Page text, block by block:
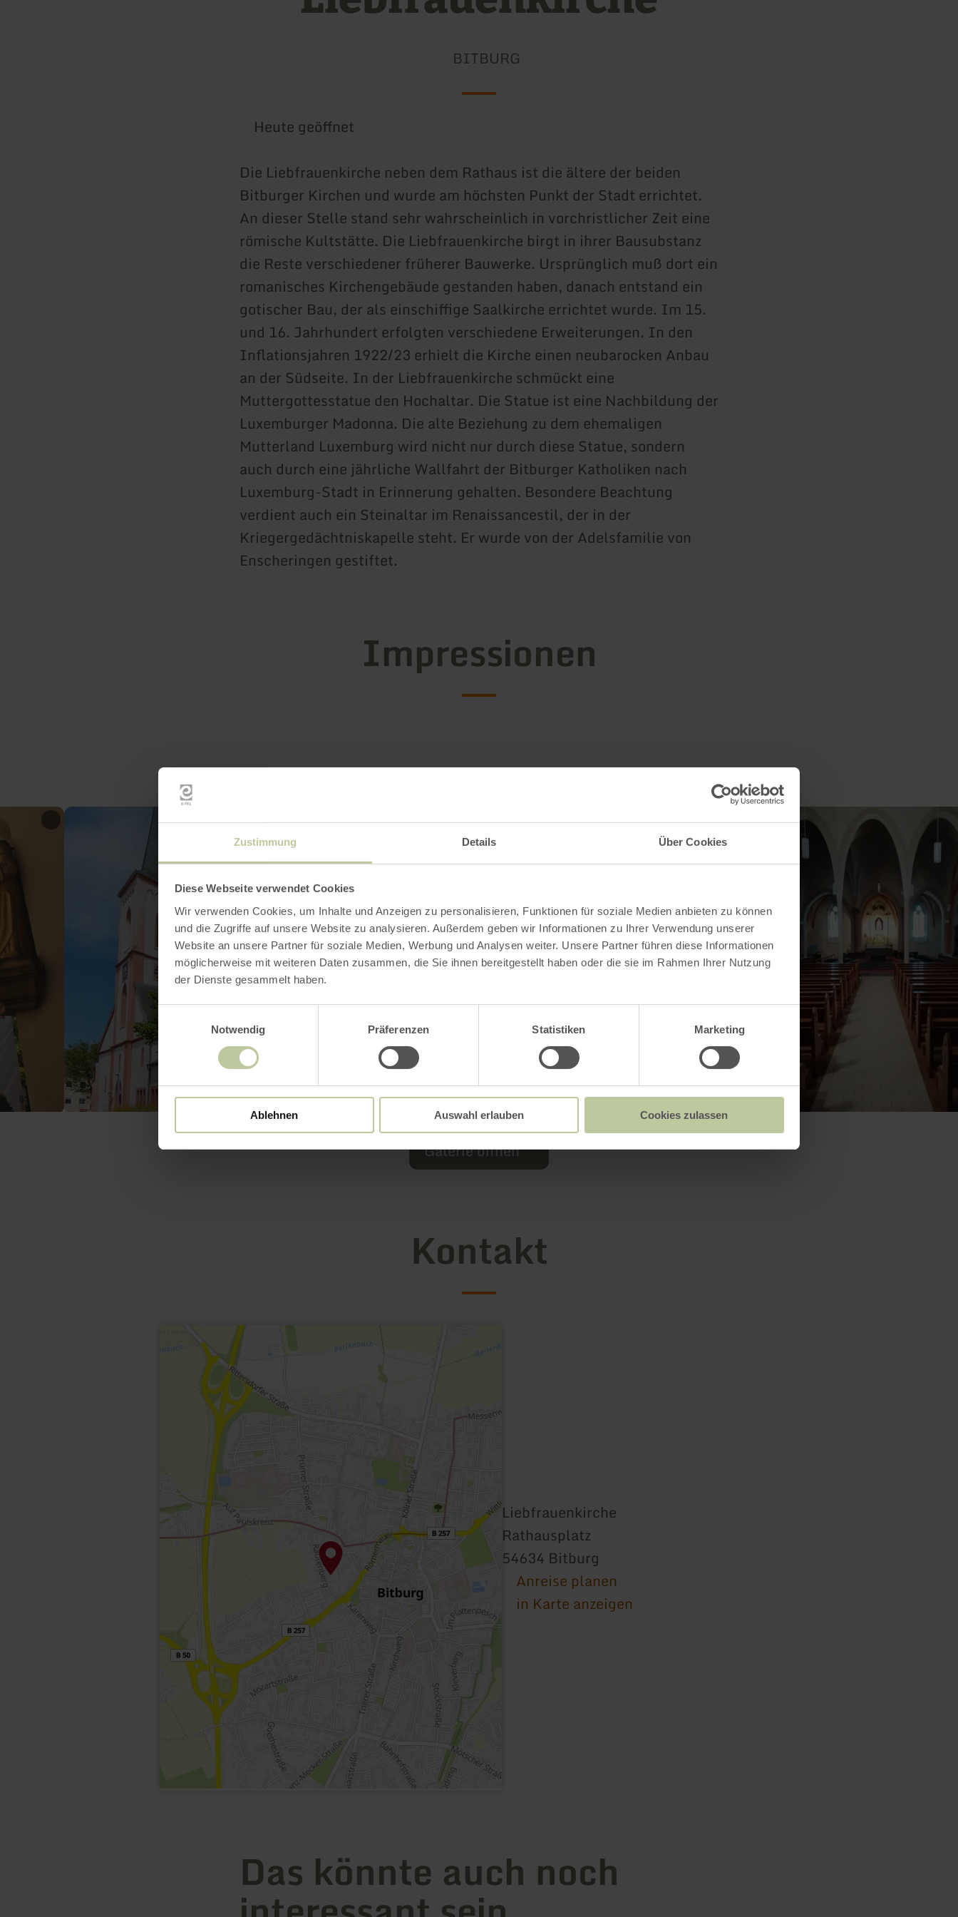
Zustimmung Details Über Cookies
Diese Webseite verwendet Cookies
Wir verwenden Cookies, um Inhalte und Anzeigen zu personalisieren, Funktionen für soziale Medien anbieten zu können
und die Zugriffe auf unsere Website zu analysieren. Außerdem geben wir Informationen zu Ihrer Verwendung unserer
Website an unsere Partner für soziale Medien, Werbung und Analysen weiter. Unsere Partner führen diese Informationen
möglicherweise mit weiteren Daten zusammen, die Sie ihnen bereitgestellt haben oder die sie im Rahmen Ihrer Nutzung
der Dienste gesammelt haben.
Notwendig
Präferenzen Statistiken Marketing
Ablehnen Auswahl erlauben Cookies zulassen
BITBURG
Heute geöffnet
Die Liebfrauenkirche neben dem Rathaus ist die ältere der beiden
Bitburger Kirchen und wurde am höchsten Punkt der Stadt errichtet.
An dieser Stelle stand sehr wahrscheinlich in vorchristlicher Zeit eine
römische Kultstätte. Die Liebfrauenkirche birgt in ihrer Bausubstanz
die Reste verschiedener früherer Bauwerke. Ursprünglich muß dort ein
romanisches Kirchengebäude gestanden haben, danach entstand ein
gotischer Bau, der als einschiffige Saalkirche errichtet wurde. Im 15.
und 16. Jahrhundert erfolgten verschiedene Erweiterungen. In den
Inflationsjahren 1922/23 erhielt die Kirche einen neubarocken Anbau
an der Südseite. In der Liebfrauenkirche schmückt eine
Muttergottesstatue den Hochaltar. Die Statue ist eine Nachbildung der
Luxemburger Madonna. Die alte Beziehung zu dem ehemaligen
Mutterland Luxemburg wird nicht nur durch diese Statue, sondern
auch durch eine jährliche Wallfahrt der Bitburger Katholiken nach
Luxemburg-Stadt in Erinnerung gehalten. Besondere Beachtung
verdient auch ein Steinaltar im Renaissancestil, der in der
Kriegergedächtniskapelle steht. Er wurde von der Adelsfamilie von
Enscheringen gestiftet.
Impressionen
Galerie öffnen
Kontakt
Liebfrauenkirche
Rathausplatz
54634 Bitburg
Anreise planen
in Karte anzeigen
Das könnte auch noch